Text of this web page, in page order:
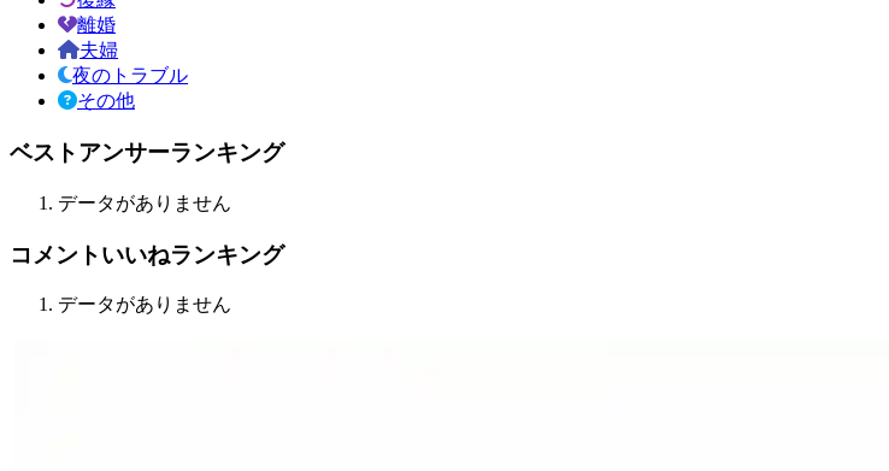
離婚
夫婦
夜のトラブル
その他
ベストアンサーランキング
データがありません
コメントいいねランキング
データがありません